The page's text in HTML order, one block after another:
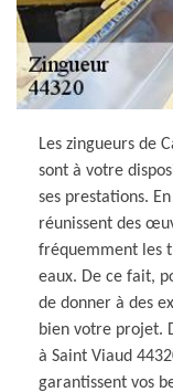
Les zingueurs de
sont à votre
ses prestations.
réunissent des
fréquemment les
eaux. De ce fait,
de donner à des
bien votre projet.
à Saint Viaud
garantissent vos